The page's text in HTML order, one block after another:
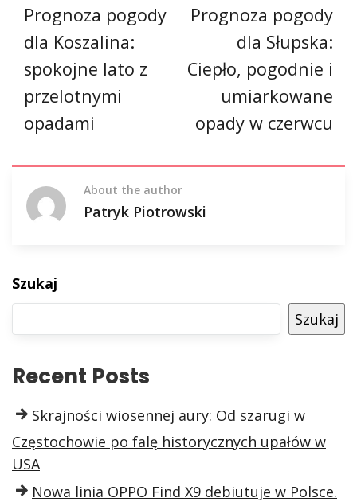
Prognoza pogody
dla Koszalina:
spokojne lato z
przelotnymi
opadami
Prognoza pogody
dla Słupska:
Ciepło, pogodnie i
umiarkowane
opady w czerwcu
About the author
Patryk Piotrowski
Szukaj
Szukaj
Recent Posts
Skrajności wiosennej aury: Od szarugi w
Częstochowie po falę historycznych upałów w
USA
Nowa linia OPPO Find X9 debiutuje w Polsce.